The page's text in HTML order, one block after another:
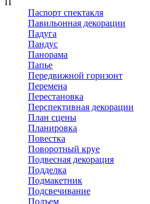
Пacnopт спектакля
Павильонная декорации
Падуга
Пандус
Панорама
Папье
Передвижной горизонт
Перемена
Перестановка
Перспективная декорации
План сцены
Планировка
Повестка
Поворотный круе
Подвесная декорация
Подделка
Подмакетник
Подсвечивание
Подъем